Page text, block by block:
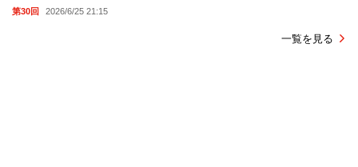
第30回 2026/6/25 21:15
一覧を見る